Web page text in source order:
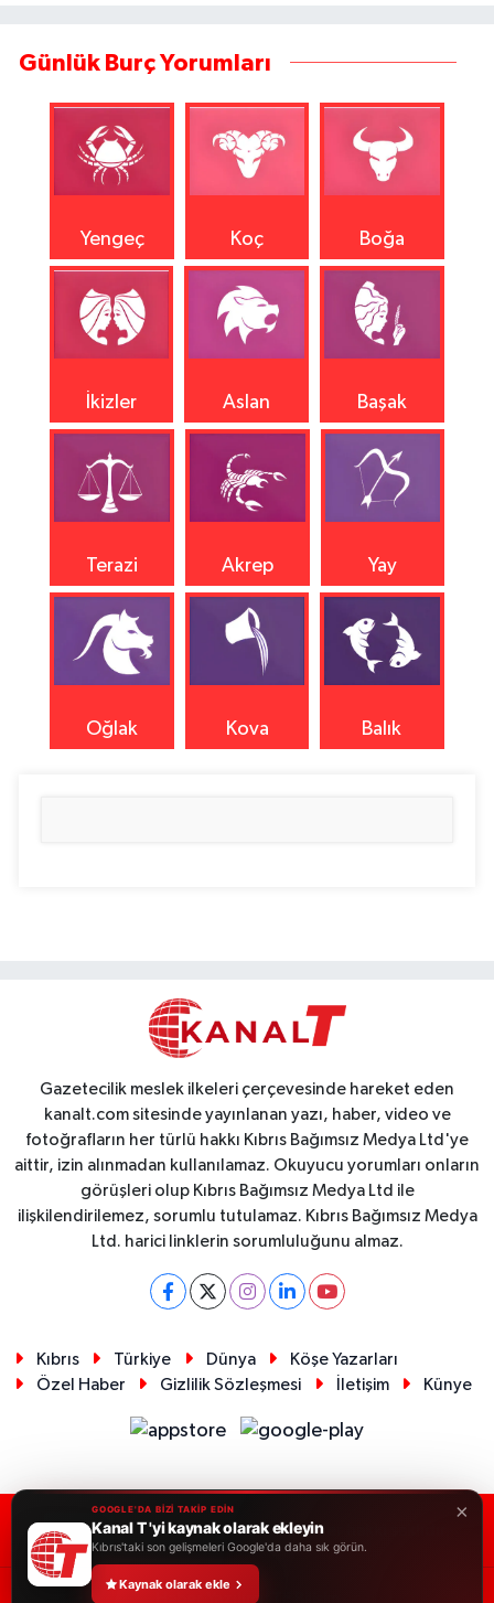
Günlük Burç Yorumları
Yengeç Koç Boğa
İkizler Aslan Başak
Terazi Akrep Yay
Oğlak Kova Balık
Gazetecilik meslek ilkeleri çerçevesinde hareket eden
kanalt.com sitesinde yayınlanan yazı, haber, video ve
fotoğrafların her türlü hakkı Kıbrıs Bağımsız Medya Ltd'ye
aittir, izin alınmadan kullanılamaz. Okuyucu yorumları onların
görüşleri olup Kıbrıs Bağımsız Medya Ltd ile
ilişkilendirilemez, sorumlu tutulamaz. Kıbrıs Bağımsız Medya
Ltd. harici linklerin sorumluluğunu almaz.
Kıbrıs Türkiye Dünya
Köşe Yazarları
Özel Haber
Gizlilik Sözleşmesi İletişim Künye
RSS Copyright © 2026. Her hakkı saklıdır.
Haber Yazılımı:
×
GOOGLE'DA BİZİ TAKİP EDİN
Kanal T 'yi kaynak olarak ekleyin
Kıbrıs'taki son gelişmeleri Google'da daha sık görün.
Kaynak olarak ekle